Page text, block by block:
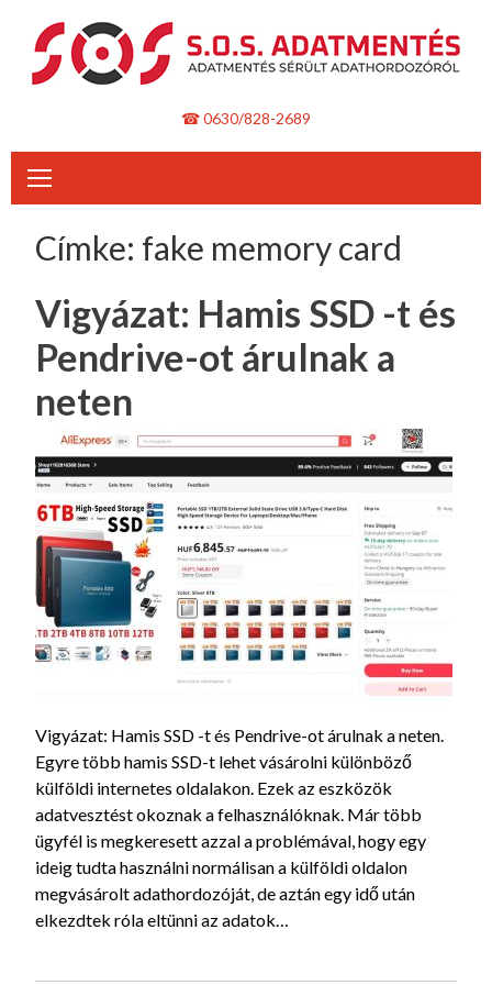
content
☎ 0630/828-2689
Címke: fake memory card
Vigyázat: Hamis SSD -t és
Pendrive-ot árulnak a
neten
Vigyázat: Hamis SSD -t és Pendrive-ot árulnak a neten.
Egyre több hamis SSD-t lehet vásárolni különböző
külföldi internetes oldalakon. Ezek az eszközök
adatvesztést okoznak a felhasználóknak. Már több
ügyfél is megkeresett azzal a problémával, hogy egy
ideig tudta használni normálisan a külföldi oldalon
megvásárolt adathordozóját, de aztán egy idő után
elkezdtek róla eltünni az adatok…